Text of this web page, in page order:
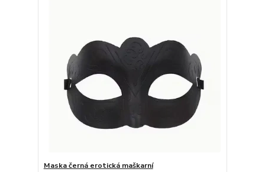
Maska černá erotická maškarní